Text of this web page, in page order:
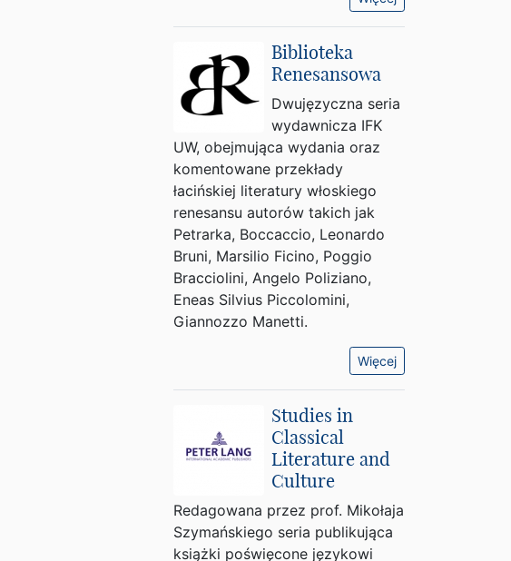
Biblioteka
Renesansowa
Dwujęzyczna seria
wydawnicza IFK
UW, obejmująca wydania oraz
komentowane przekłady
łacińskiej literatury włoskiego
renesansu autorów takich jak
Petrarka, Boccaccio, Leonardo
Bruni, Marsilio Ficino, Poggio
Bracciolini, Angelo Poliziano,
Eneas Silvius Piccolomini,
Giannozzo Manetti.
Więcej
Studies in
Classical
Literature and
Culture
Redagowana przez prof. Mikołaja
Szymańskiego seria publikująca
książki poświęcone językowi